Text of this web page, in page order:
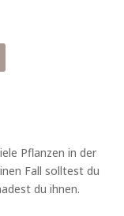
Pflanzen in der
Fall solltest du
du ihnen.